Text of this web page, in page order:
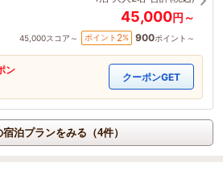
45,000円～
45,000スコア～ ポイント 2% 900ポイント～
ン
クーポンGET
泊プランをみる（4件）